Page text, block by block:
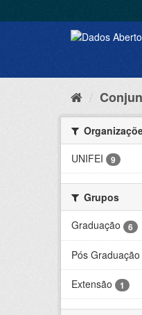
UNIFEI
9
Grupos
Graduação
6
Pós Graduação
Extensão 1